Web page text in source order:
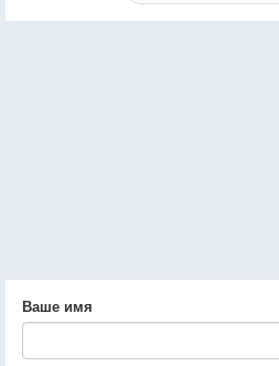
Ваше имя